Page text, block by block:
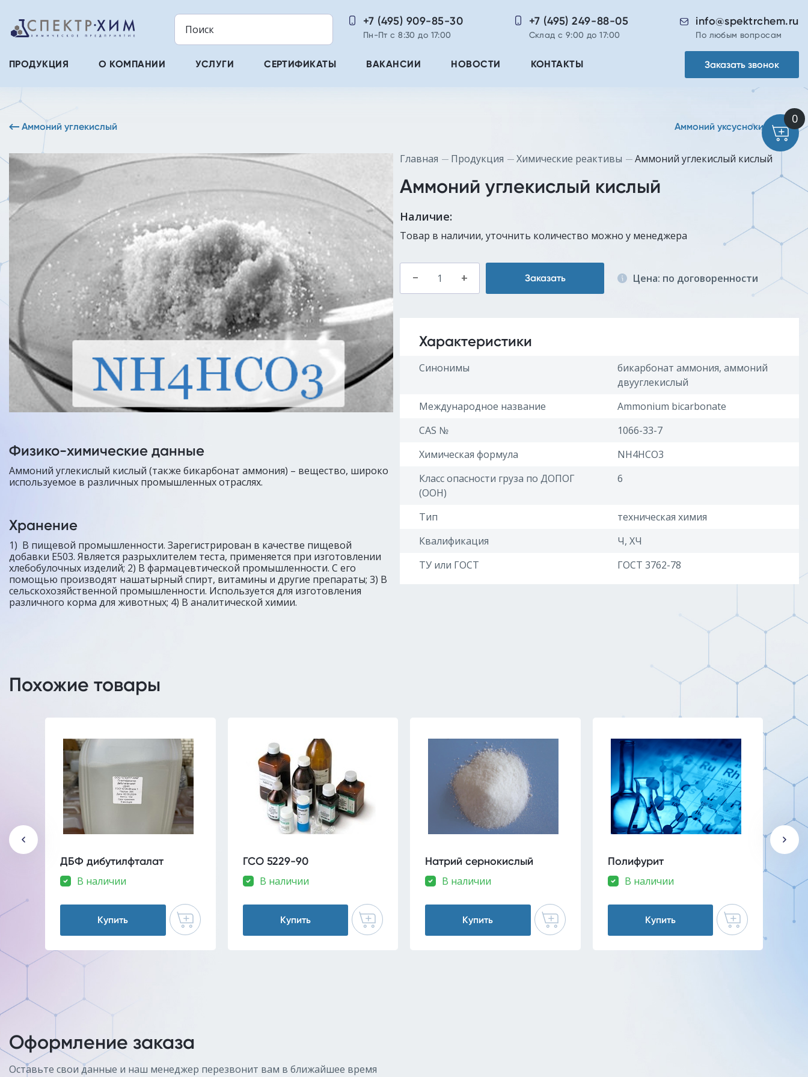
info@spektrchem.ru
По любым вопросам
+7 (495) 249-88-05
Склад с 9:00 до 17:00
+7 (495) 909-85-30
Пн-Пт с 8:30 до 17:00
ПРОДУКЦИЯ О КОМПАНИИ УСЛУГИ СЕРТИФИКАТЫ ВАКАНСИИ НОВОСТИ КОНТАКТЫ Заказать звонок
Аммоний углекислый Аммоний уксуснокислый
Физико-химические данные
Аммоний углекислый кислый (также бикарбонат аммония) – вещество, широко
используемое в различных промышленных отраслях.
Хранение
1) В пищевой промышленности. Зарегистрирован в качестве пищевой
добавки E503. Является разрыхлителем теста, применяется при изготовлении
хлебобулочных изделий; 2) В фармацевтической промышленности. С его
помощью производят нашатырный спирт, витамины и другие препараты; 3) В
сельскохозяйственной промышленности. Используется для изготовления
различного корма для животных; 4) В аналитической химии.
Главная Продукция Химические реактивы Аммоний углекислый кислый
Аммоний углекислый кислый
Наличие:
Товар в наличии, уточнить количество можно у менеджера
– + Заказать Цена: по договоренности
Характеристики
Синонимы
бикарбонат аммония, аммоний
двууглекислый
Международное название
Ammonium bicarbonate
CAS №
1066-33-7
Химическая формула
NH4HCO3
Класс опасности груза по ДОПОГ
(ООН)
6
Тип
техническая химия
Квалификация
Ч, ХЧ
ТУ или ГОСТ
ГОСТ 3762-78
Похожие товары
ДБФ дибутилфталат
В наличии
Купить
ГСО 5229-90
В наличии
Купить
Натрий сернокислый
В наличии
Купить
Полифурит
В наличии
Купить
Оформление заказа
Оставьте свои данные и наш менеджер перезвонит вам в ближайшее время